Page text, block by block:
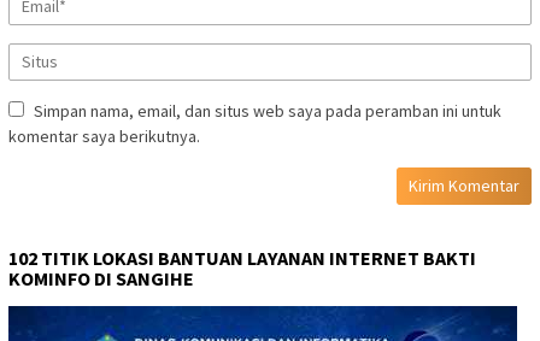
Simpan nama, email, dan situs web saya pada peramban ini untuk
komentar saya berikutnya.
102 TITIK LOKASI BANTUAN LAYANAN INTERNET BAKTI
KOMINFO DI SANGIHE